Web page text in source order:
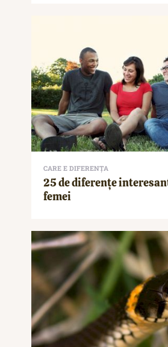
CARE E DIFERENȚA
25 de diferențe
femei